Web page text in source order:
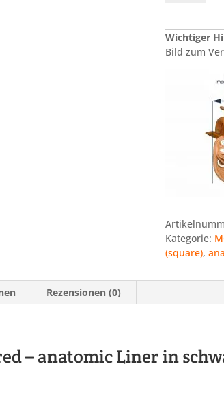
contoured
-
Filz
Wichtiger
Bild zum
Kategorie:
(square),
Rezensionen (0)
– anatomic Liner in